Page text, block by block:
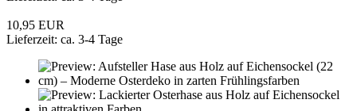
10,95 EUR
Lieferzeit: ca. 3-4 Tage